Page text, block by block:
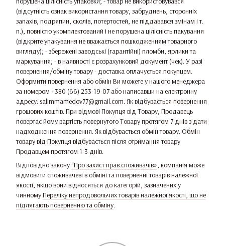
(відсутність ознак використання товару, забруднень, сторонніх
запахів, подряпин, сколів, потертостей, не піддавався змінам і т.
п.), повністю укомплектований і не порушена цілісність пакування
(відкрите упакування не вважається пошкодженням товарного
вигляду); - збережені заводські (гарантійні) пломби, ярлики та
маркування; - в наявності є розрахунковий документ (чек). У разі
повернення/обміну товару - доставка оплачується покупцем.
Оформити повернення або обмін Ви можете у нашого менеджера
за номером +380 (66) 253-19-07 або написавши на електронну
адресу: salimmamedov77@gmail.com. Як відбувається повернення
грошових коштів. При відмові Покупця від Товару, Продавець
повертає йому вартість повернутого Товару протягом 7 днів з дати
надходження повернення. Як відбувається обмін товару. Обмін
товару від Покупця відбувається після отримання товару
Продавцем протягом 1-3 днів.
Відповідно закону "Про захист прав споживачів», компанія може
відмовити споживачеві в обміні та поверненні товарів належної
якості, якщо вони відносяться до категорій, зазначених у
чинномуПереліку непродовольчих товарів належної якості, що не
підлягають поверненню та обміну.